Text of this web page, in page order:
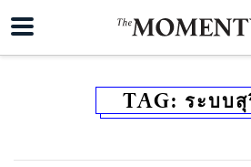
TAG: ระบบ